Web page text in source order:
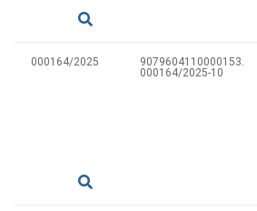
000164/2025
9079604110000153.
000164/2025-10